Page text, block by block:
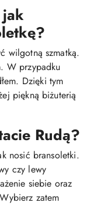
wilgotną szmatką.
W przypadku
Dzięki tym
piękną biżuterią
Rudą?
nosić bransoletki.
czy lewy
siebie oraz
zatem